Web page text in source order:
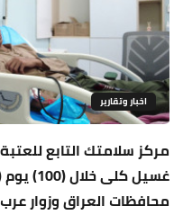
اخبار وتقارير
غسيل
محافظات العراق وزوار